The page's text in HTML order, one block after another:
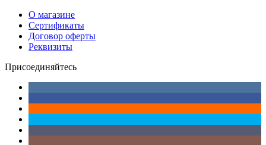
О магазине
Сертификаты
Договор оферты
Реквизиты
Присоединяйтесь